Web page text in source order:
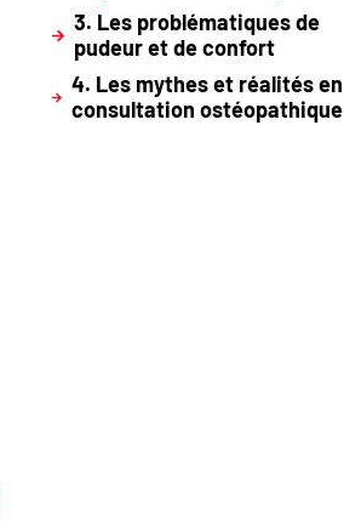
3. Les problématiques de
pudeur et de confort
4. Les mythes et réalités en
consultation ostéopathique